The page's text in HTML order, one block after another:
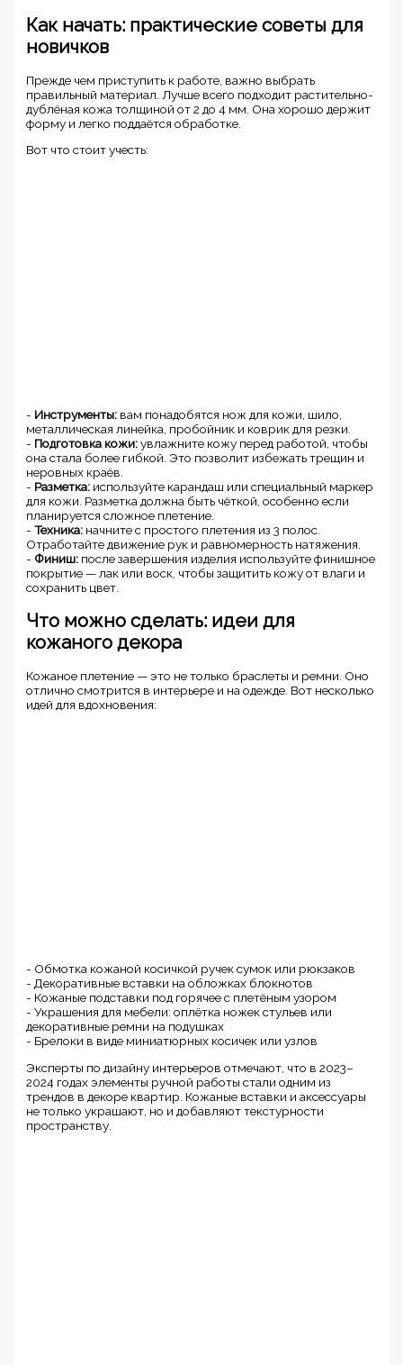
Как начать: практические советы для
новичков
Прежде чем приступить к работе, важно выбрать
правильный материал. Лучше всего подходит растительно-
дублёная кожа толщиной от 2 до 4 мм. Она хорошо держит
форму и легко поддаётся обработке.
Вот что стоит учесть:
- Инструменты: вам понадобятся нож для кожи, шило,
металлическая линейка, пробойник и коврик для резки.
- Подготовка кожи:увлажните кожу перед работой, чтобы
она стала более гибкой. Это позволит избежать трещин и
неровных краёв.
- Разметка: используйте карандаш или специальный маркер
для кожи. Разметка должна быть чёткой, особенно если
планируется сложное плетение.
-Техника: начните с простого плетения из 3 полос.
Отработайте движение рук и равномерность натяжения.
- Финиш: после завершения изделия используйте финишное
покрытие — лак или воск, чтобы защитить кожу от влаги и
сохранить цвет.
Что можно сделать: идеи для
кожаного декора
Кожаное плетение — это не только браслеты и ремни. Оно
отлично смотрится в интерьере и на одежде. Вот несколько
идей для вдохновения:
- Обмотка кожаной косичкой ручек сумок или рюкзаков
- Декоративные вставки на обложках блокнотов
- Кожаные подставки под горячее с плетёным узором
- Украшения для мебели: оплётка ножек стульев или
декоративные ремни на подушках
- Брелоки в виде миниатюрных косичек или узлов
Эксперты по дизайну интерьеров отмечают, что в 2023–
2024 годах элементы ручной работы стали одним из
трендов в декоре квартир. Кожаные вставки и аксессуары
не только украшают, но и добавляют текстурности
пространству.